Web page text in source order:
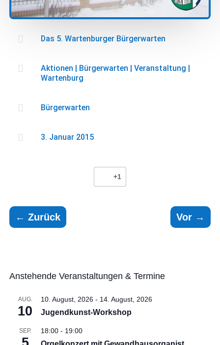
 Das 5. Wartenburger Bürgerwarten
 Aktionen | Bürgerwarten | Veranstaltung |
Wartenburg
 Bürgerwarten
 3. Januar 2015
+1
←Zurück Vor→
Anstehende Veranstaltungen & Termine
AUG.
10
10. August, 2026 - 14. August, 2026
Jugendkunst-Workshop
SEP. 18:00 - 19:00